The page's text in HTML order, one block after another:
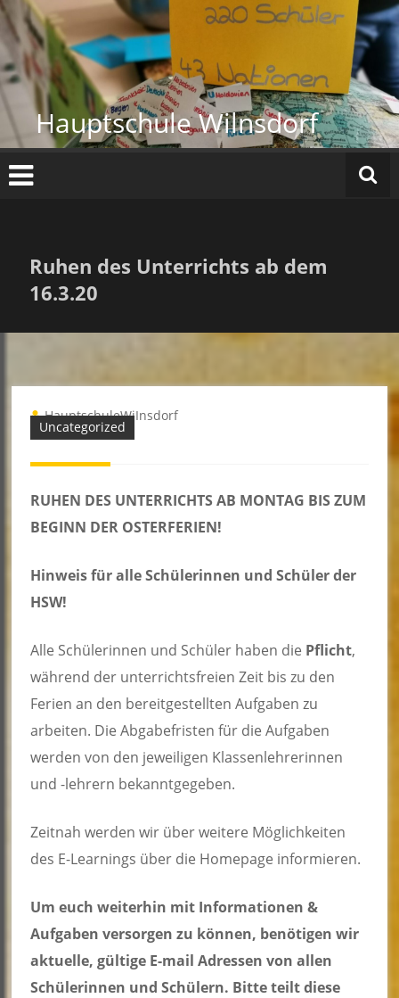
Zum
Inhalt
springen
Hauptschule Wilnsdorf
Ruhen des Unterrichts ab dem
16.3.20
Uncategorized
HauptschuleWiInsdorf
RUHEN DES UNTERRICHTS AB MONTAG BIS ZUM
BEGINN DER OSTERFERIEN!
Hinweis für alle Schülerinnen und Schüler der
HSW!
Alle Schülerinnen und Schüler haben die Pflicht,
während der unterrichtsfreien Zeit bis zu den
Ferien an den bereitgestellten Aufgaben zu
arbeiten. Die Abgabefristen für die Aufgaben
werden von den jeweiligen Klassenlehrerinnen
und -lehrern bekanntgegeben.
Zeitnah werden wir über weitere Möglichkeiten
des E-Learnings über die Homepage informieren.
Um euch weiterhin mit Informationen &
Aufgaben versorgen zu können, benötigen wir
aktuelle, gültige E-mail Adressen von allen
Schülerinnen und Schülern. Bitte teilt diese